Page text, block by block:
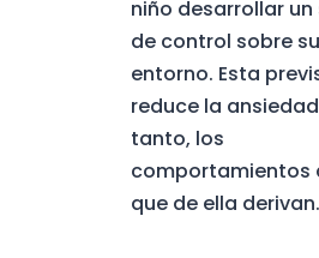
niño desarrollar
de control sobre su
entorno. Esta
reduce la
tanto, los
comportamientos
que de ella derivan.